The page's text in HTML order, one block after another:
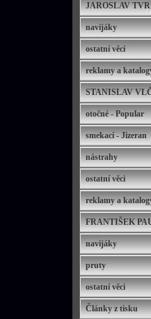
JAROSLAV
navijáky
ostatní věci
reklamy a
STANISLAV
otočné - Popular
smekací - Jizeran
nástrahy
ostatní věci
reklamy a
FRANTIŠEK
navijáky
pruty
ostatní věci
Články z tisku